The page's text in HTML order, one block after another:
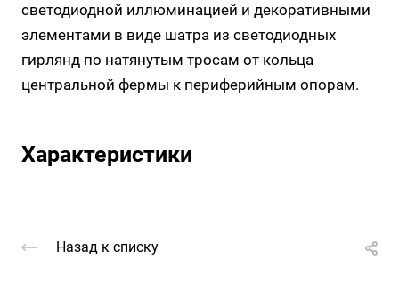
светодиодной иллюминацией и декоративными
элементами в виде шатра из светодиодных
гирлянд по натянутым тросам от кольца
центральной фермы к периферийным опорам.
Характеристики
Назад к списку